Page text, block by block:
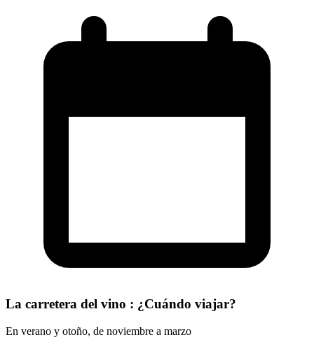
La carretera del vino : ¿Cuándo viajar?
En verano y otoño, de noviembre a marzo